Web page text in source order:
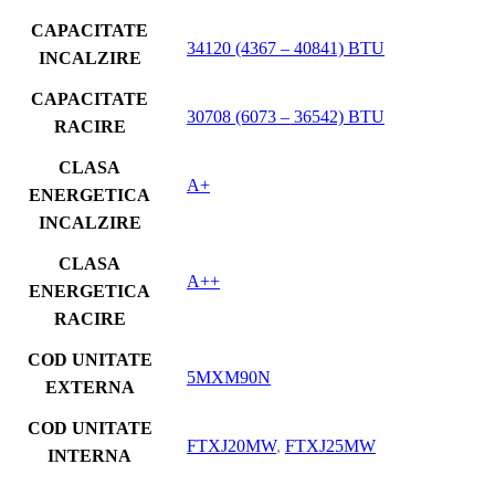
CAPACITATE
INCALZIRE
34120 (4367 – 40841) BTU
CAPACITATE
RACIRE
30708 (6073 – 36542) BTU
CLASA
ENERGETICA
INCALZIRE
A+
CLASA
ENERGETICA
RACIRE
A++
COD UNITATE
EXTERNA
5MXM90N
COD UNITATE
INTERNA
FTXJ20MW, FTXJ25MW